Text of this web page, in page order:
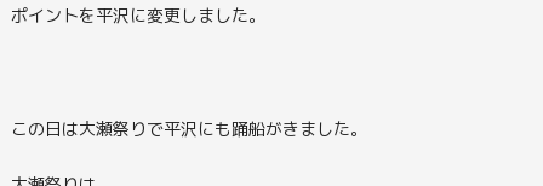
ポイントを平沢に変更しました。
この日は大瀬祭りで平沢にも踊船がきました。